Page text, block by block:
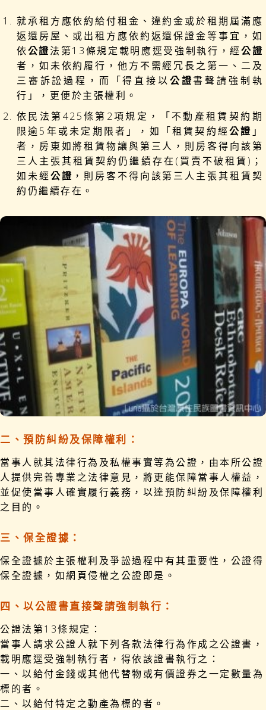
就承租方應依約給付租金、違約金或於租期屆滿應
返還房屋、或出租方應依約返還保證金等事宜，如
依公證法第13條規定載明應逕受強制執行，經公證
者，如未依約履行，他方不需經冗長之第一、二及
三審訴訟過程，而「得直接以公證書聲請強制執
行」，更便於主張權利。
依民法第425條第2項規定，「不動產租賃契約期
限逾5年或未定期限者」，如「租賃契約經公證 」
者，房東如將租賃物讓與第三人，則房客得向該第
三人主張其租賃契約仍繼續存在(買賣不破租賃)；
如未經公證 ，則房客不得向該第三人主張其租賃契
約仍繼續存在。
二、預防糾紛及保障權利：
當事人就其法律行為及私權事實等為公證，由本所公證
人提供完善專業之法律意見，將更能保障當事人權益，
並促使當事人確實履行義務，以達預防糾紛及保障權利
之目的。
三、保全證據：
保全證據於主張權利及爭訟過程中有其重要性，公證得
保全證據，如網頁侵權之公證即是。
四、以公證書直接聲請強制執行：
公證法第13條規定：
當事人請求公證人就下列各款法律行為作成之公證書，
載明應逕受強制執行者，得依該證書執行之：
一、以給付金錢或其他代替物或有價證券之一定數量為
標的者。
二、以給付特定之動產為標的者。